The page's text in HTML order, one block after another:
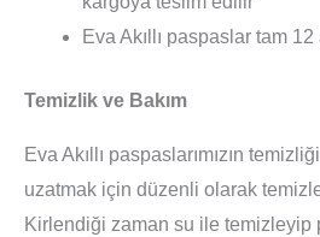
Eva Akıllı paspaslar tam
Temizlik ve Bakım
Eva Akıllı paspaslarımızın
uzatmak için düzenli olarak
Kirlendiği zaman su ile temizleyip